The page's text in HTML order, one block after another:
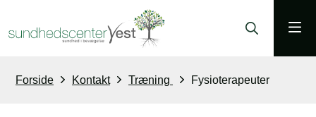
Forside Kontakt Træning Fysioterapeuter